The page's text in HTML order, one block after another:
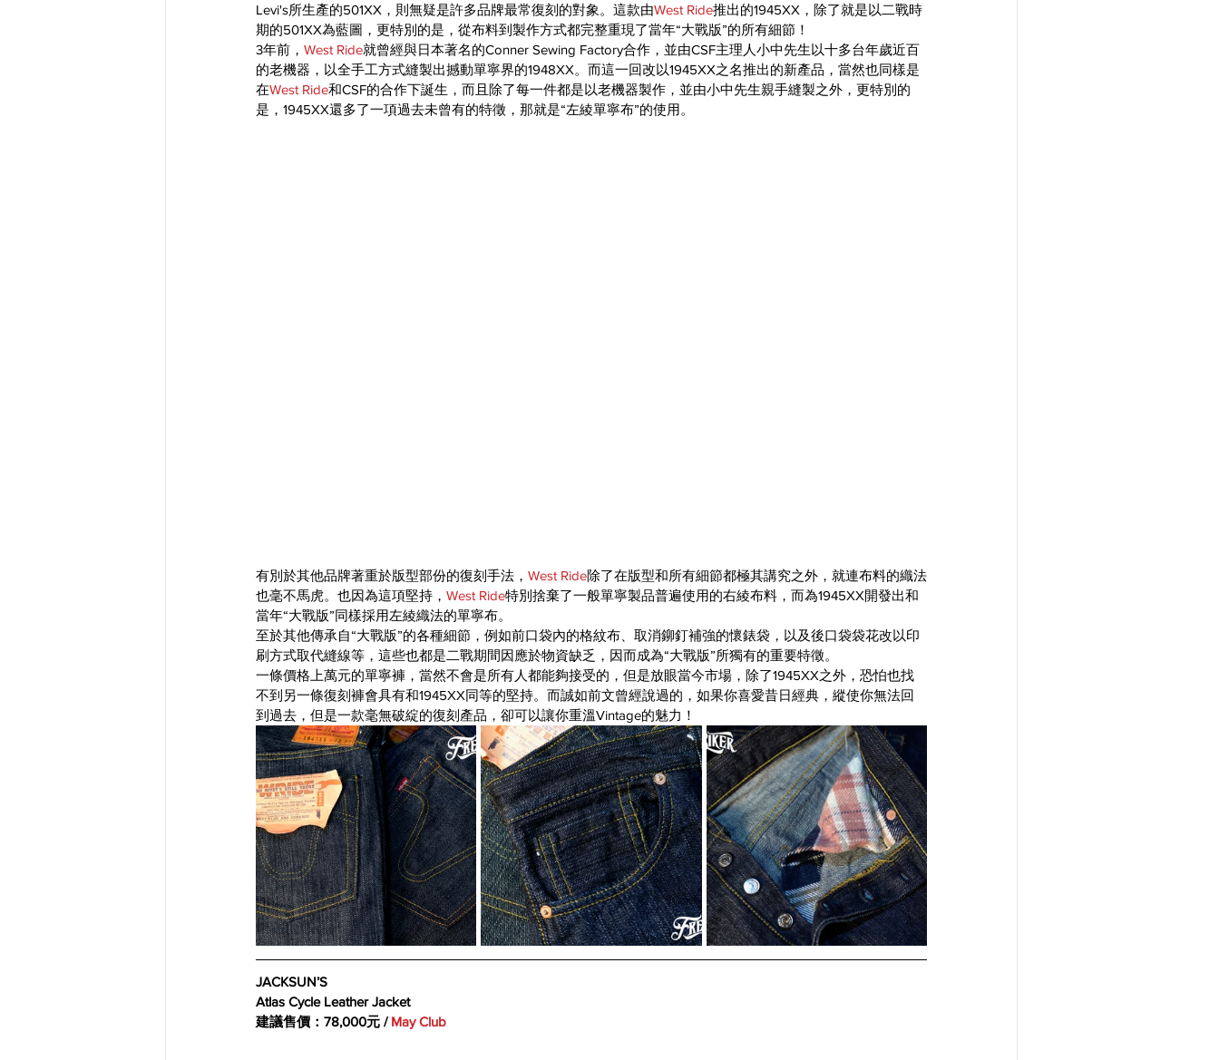
Levi's所生產的501XX，則無疑是許多品牌最常復刻的對象。這款由West Ride推出的1945XX，除了就是以二戰時
期的501XX為藍圖，更特別的是，從布料到製作方式都完整重現了當年“大戰版”的所有細節！
3年前， West Ride就曾經與日本著名的Conner Sewing Factory合作，並由CSF主理人小中先生以十多台年歲近百
的老機器，以全手工方式縫製出撼動單寧界的1948XX。而這一回改以1945XX之名推出的新產品，當然也同樣是
在West Ride和CSF的合作下誕生，而且除了每一件都是以老機器製作，並由小中先生親手縫製之外，更特別的
是，1945XX還多了一項過去未曾有的特徵，那就是“左綾單寧布”的使用。
有別於其他品牌著重於版型部份的復刻手法， West Ride除了在版型和所有細節都極其講究之外，就連布料的織法
也毫不馬虎。也因為這項堅持， West Ride特別捨棄了一般單寧製品普遍使用的右綾布料，而為1945XX開發出和
當年“大戰版”同樣採用左綾織法的單寧布。
至於其他傳承自“大戰版”的各種細節，例如前口袋內的格紋布、取消鉚釘補強的懷錶袋，以及後口袋袋花改以印
刷方式取代縫線等，這些也都是二戰期間因應於物資缺乏，因而成為“大戰版”所獨有的重要特徵。
一條價格上萬元的單寧褲，當然不會是所有人都能夠接受的，但是放眼當今市場，除了1945XX之外，恐怕也找
不到另一條復刻褲會具有和1945XX同等的堅持。而誠如前文曾經說過的，如果你喜愛昔日經典，縱使你無法回
到過去，但是一款毫無破綻的復刻產品，卻可以讓你重溫Vintage的魅力！
JACKSUN’S
Atlas Cycle Leather Jacket
建議售價：78,000元 / May Club